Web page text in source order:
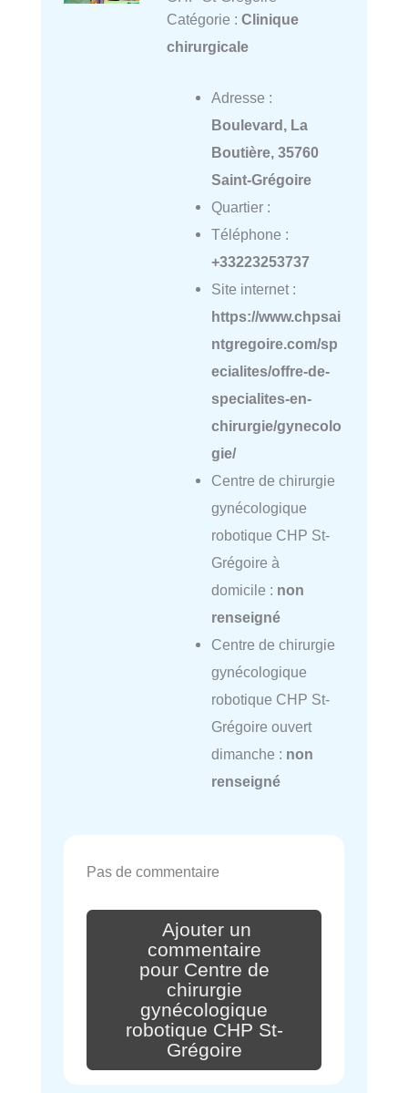
Catégorie : Clinique
chirurgicale
Adresse :
Boulevard, La
Boutière, 35760
Saint-Grégoire
Quartier :
Téléphone :
+33223253737
Site internet :
https://www.chpsai
ntgregoire.com/sp
ecialites/offre-de-
specialites-en-
chirurgie/gynecolo
gie/
Centre de chirurgie
gynécologique
robotique CHP St-
Grégoire à
domicile : non
renseigné
Centre de chirurgie
gynécologique
robotique CHP St-
Grégoire ouvert
dimanche : non
renseigné
Pas de commentaire
Ajouter un
commentaire
pour Centre de
chirurgie
gynécologique
robotique CHP St-
Grégoire